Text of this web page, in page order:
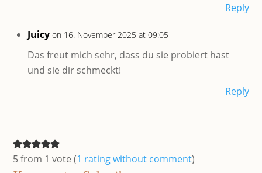
Reply
Juicy on 16. November 2025 at 09:05
Das freut mich sehr, dass du sie probiert hast
und sie dir schmeckt!
Reply
5 from 1 vote (1 rating without comment)